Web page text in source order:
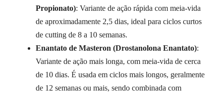
Propionato): Variante de ação rápida com meia-vida
de aproximadamente 2,5 dias, ideal para ciclos curtos
de cutting de 8 a 10 semanas.
Enantato de Masteron (Drostanolona Enantato):
Variante de ação mais longa, com meia-vida de cerca
de 10 dias. É usada em ciclos mais longos, geralmente
de 12 semanas ou mais, sendo combinada com